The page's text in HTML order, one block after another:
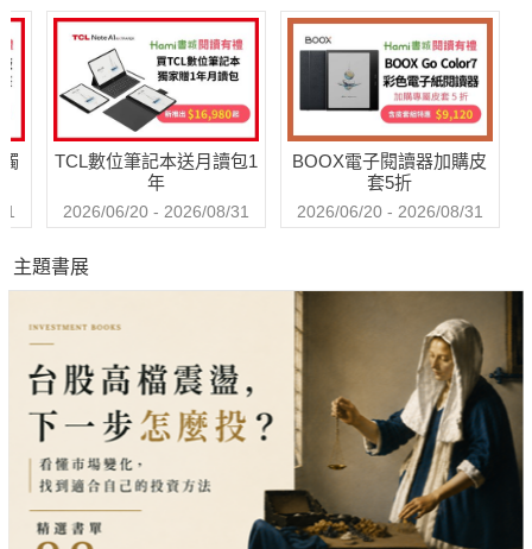
TCL數位筆記本送月讀包1
年
2026/06/20 - 2026/08/31
BOOX電子閱讀器加購皮
套5折
2026/06/20 - 2026/08/31
主題書展